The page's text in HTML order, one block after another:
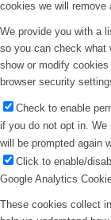
cookies we will remove
We provide you with a
so you can check what
show or modify
browser security
Check to enable
if you do not opt in.
will be prompted again
Click to enable/
Google Analytics
These cookies collect